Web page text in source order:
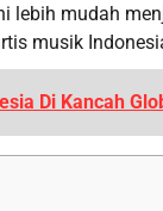
lebih mudah
musik
Di Kancah